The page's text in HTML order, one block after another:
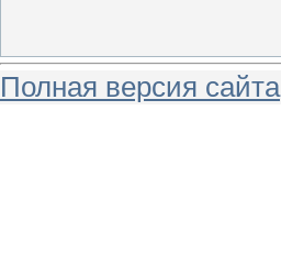
Полная версия сайта